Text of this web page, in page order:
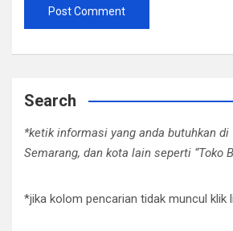
Search
*ketik informasi yang anda butuhkan di
Semarang, dan kota lain seperti “Toko
*jika kolom pencarian tidak muncul klik